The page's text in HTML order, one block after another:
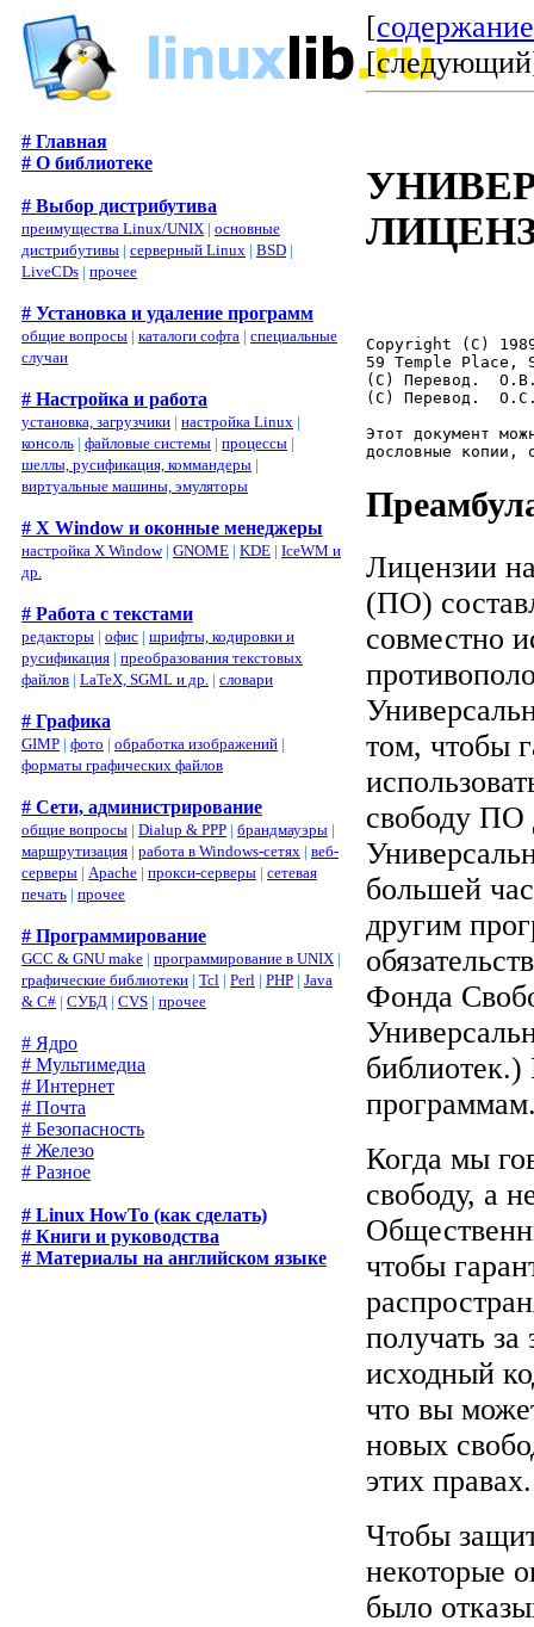
# Главная
# О библиотеке
# Выбор дистрибутива
преимущества Linux/UNIX | основные
дистрибутивы | серверный Linux | BSD |
LiveCDs | прочее
# Установка и удаление программ
общие вопросы | каталоги софта | специальные
случаи
# Настройка и работа
установка, загрузчики | настройка Linux |
консоль | файловые системы | процессы |
шеллы, русификация, коммандеры |
виртуальные машины, эмуляторы
# X Window и оконные менеджеры
настройка X Window| GNOME | KDE | IceWM и
др.
# Работа с текстами
редакторы | офис | шрифты, кодировки и
русификация | преобразования текстовых
файлов | LaTeX, SGML и др. | словари
# Графика
GIMP | фото | обработка изображений |
форматы графических файлов
# Сети, администрирование
общие вопросы | Dialup & PPP | брандмауэры |
маршрутизация | работа в Windows-сетях | веб-
серверы | Apache | прокси-серверы | сетевая
печать | прочее
# Программирование
GCC & GNU make | программирование в UNIX |
графические библиотеки | Tcl | Perl | PHP | Java
& C# | СУБД | CVS | прочее
# Ядро
# Мультимедиа
# Интернет
# Почта
# Безопасность
# Железо
# Разное
# Linux HowTo (как сделать)
# Книги и руководства
# Материалы на английском языке
[содержание
[следующий
Copyright (C)
59 Temple Place,
(C) Перевод.
(C) Перевод.
Этот документ
Лицензии
(ПО)
совместно
том, чтобы
свободу ПО
большей
другим
Фонда
Когда мы
свободу, а
чтобы
получать
исходный
что вы
новых
этих правах.
Чтобы
некоторые
было